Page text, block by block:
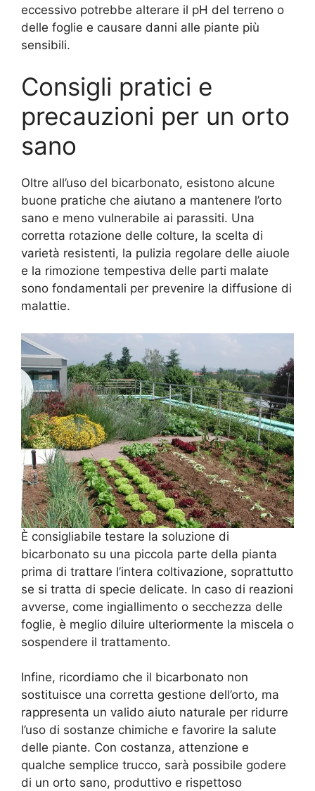
eccessivo potrebbe alterare il pH del terreno o
delle foglie e causare danni alle piante più
sensibili.
Consigli pratici e
precauzioni per un orto
sano
Oltre all’uso del bicarbonato, esistono alcune
buone pratiche che aiutano a mantenere l’orto
sano e meno vulnerabile ai parassiti. Una
corretta rotazione delle colture, la scelta di
varietà resistenti, la pulizia regolare delle aiuole
e la rimozione tempestiva delle parti malate
sono fondamentali per prevenire la diffusione di
malattie.
È consigliabile testare la soluzione di
bicarbonato su una piccola parte della pianta
prima di trattare l’intera coltivazione, soprattutto
se si tratta di specie delicate. In caso di reazioni
avverse, come ingiallimento o secchezza delle
foglie, è meglio diluire ulteriormente la miscela o
sospendere il trattamento.
Infine, ricordiamo che il bicarbonato non
sostituisce una corretta gestione dell’orto, ma
rappresenta un valido aiuto naturale per ridurre
l’uso di sostanze chimiche e favorire la salute
delle piante. Con costanza, attenzione e
qualche semplice trucco, sarà possibile godere
di un orto sano, produttivo e rispettoso